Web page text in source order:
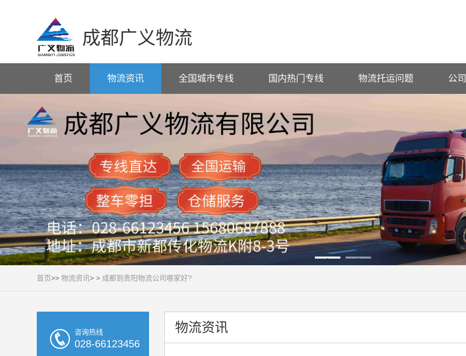
成都广义物流
首页 物流资讯 全国城市专线 国内热门专线 物流托运问题 公
1 2
首页>> 物流资讯> > 成都到贵阳物流公司哪家好?
咨询热线
028-66123456
物流资讯